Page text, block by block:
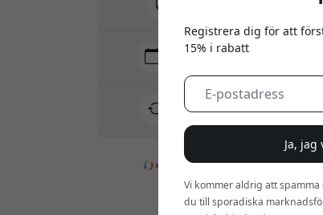
Leverans 7-11 augusti
30 dagars returrätt
Enkel retur - inget
Säkra betalningar med kryptering
Registrera dig för att
15% i rabatt
Ja,
Vi kommer aldrig att
du till sporadiska